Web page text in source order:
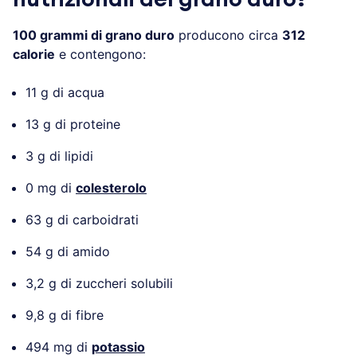
100 grammi di grano duro producono circa 312
calorie e contengono:
11 g di acqua
13 g di proteine
3 g di lipidi
0 mg di colesterolo
63 g di carboidrati
54 g di amido
3,2 g di zuccheri solubili
9,8 g di fibre
494 mg di potassio